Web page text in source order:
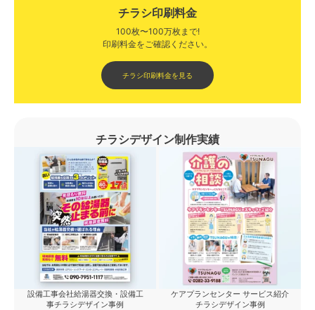
チラシ印刷料金
100枚〜100万枚まで!
印刷料金をご確認ください。​
チラシ印刷料金を見る
チラシデザイン制作実績
設備工事会社給湯器交換・設備工
事チラシデザイン事例
ケアプランセンター サービス紹介
チラシデザイン事例